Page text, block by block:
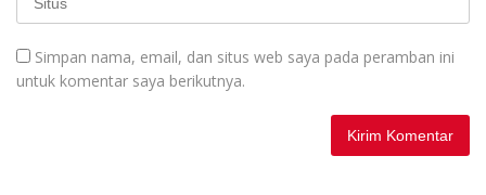
Simpan nama, email, dan situs web saya pada peramban ini
untuk komentar saya berikutnya.